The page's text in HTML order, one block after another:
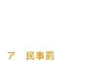
ア 民事罰